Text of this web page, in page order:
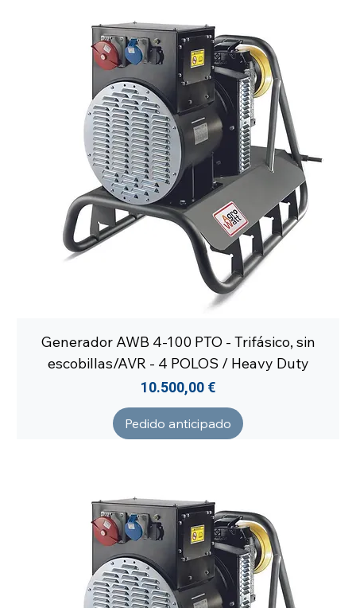
Generador AWB 4-100 PTO - Trifásico, sin
escobillas/AVR - 4 POLOS / Heavy Duty
Precio
10.500,00 €
Pedido anticipado